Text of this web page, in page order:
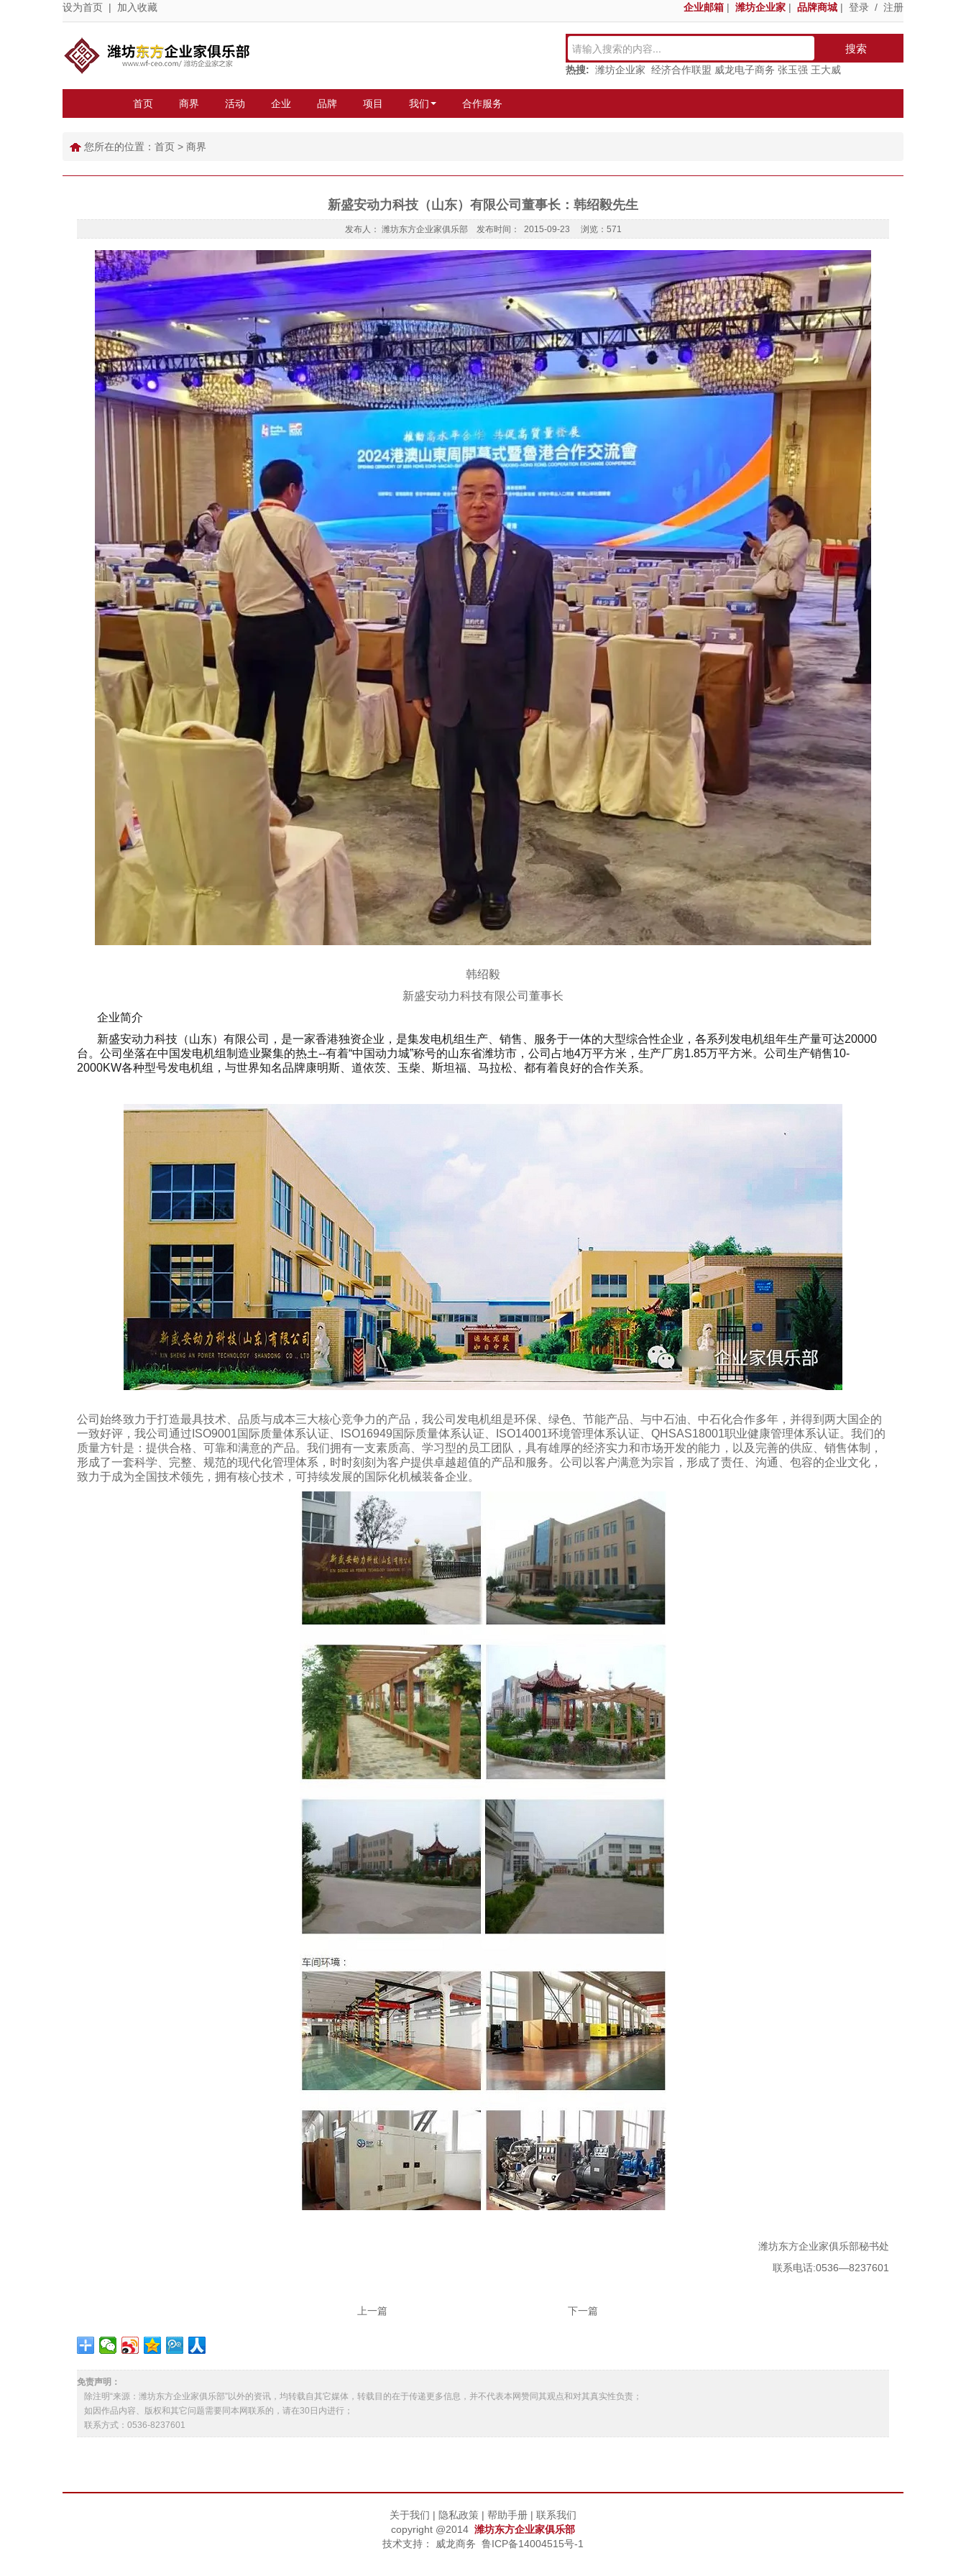
设为首页 | 加入收藏 企业邮箱 | 潍坊企业家 | 品牌商城 | 登录 / 注册
搜索
热搜: 潍坊企业家 经济合作联盟 威龙电子商务 张玉强 王大威
首页 商界 活动 企业 品牌 项目 我们 合作服务
您所在的位置： 首页 > 商界
新盛安动力科技（山东）有限公司董事长：韩绍毅先生
发布人： 潍坊东方企业家俱乐部 发布时间： 2015-09-23 浏览：571
韩绍毅
新盛安动力科技有限公司董事长
企业简介
新盛安动力科技（山东）有限公司，是一家香港独资企业，是集发电机组生产、销售、服务于一体的大型综合性企业，各系列发电机组年生产量可达20000
台。公司坐落在中国发电机组制造业聚集的热土--有着“中国动力城”称号的山东省潍坊市，公司占地4万平方米，生产厂房1.85万平方米。公司生产销售10-
2000KW各种型号发电机组，与世界知名品牌康明斯、道依茨、玉柴、斯坦福、马拉松、都有着良好的合作关系。
公司始终致力于打造最具技术、品质与成本三大核心竞争力的产品，我公司发电机组是环保、绿色、节能产品、与中石油、中石化合作多年，并得到两大国企的
一致好评，我公司通过ISO9001国际质量体系认证、ISO16949国际质量体系认证、ISO14001环境管理体系认证、QHSAS18001职业健康管理体系认证。我们的
质量方针是：提供合格、可靠和满意的产品。我们拥有一支素质高、学习型的员工团队，具有雄厚的经济实力和市场开发的能力，以及完善的供应、销售体制，
形成了一套科学、完整、规范的现代化管理体系，时时刻刻为客户提供卓越超值的产品和服务。公司以客户满意为宗旨，形成了责任、沟通、包容的企业文化，
致力于成为全国技术领先，拥有核心技术，可持续发展的国际化机械装备企业。
潍坊东方企业家俱乐部秘书处
联系电话:0536—8237601
上一篇 下一篇
免责声明：
除注明“来源：潍坊东方企业家俱乐部”以外的资讯，均转载自其它媒体，转载目的在于传递更多信息，并不代表本网赞同其观点和对其真实性负责；
如因作品内容、版权和其它问题需要同本网联系的，请在30日内进行；
联系方式：0536-8237601
关于我们 | 隐私政策 | 帮助手册 | 联系我们
copyright @2014 潍坊东方企业家俱乐部
技术支持：
威龙商务 鲁ICP备14004515号-1